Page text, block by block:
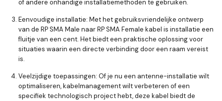
of andere onhandige installatiemethoden te gebruiken.
Eenvoudige installatie: Met het gebruiksvriendelijke ontwerp
van de RP SMA Male naar RP SMA Female kabel is installatie een
fluitje van een cent. Het biedt een praktische oplossing voor
situaties waarin een directe verbinding door een raam vereist
is.
Veelzijdige toepassingen: Of je nu een antenne-installatie wilt
optimaliseren, kabelmanagement wilt verbeteren of een
specifiek technologisch project hebt, deze kabel biedt de